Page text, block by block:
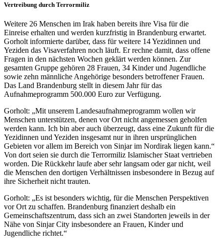
Vertreibung durch Terrormiliz
Weitere 26 Menschen im Irak haben bereits ihre Visa für die
Einreise erhalten und werden kurzfristig in Brandenburg erwartet.
Gorholt informierte darüber, dass für weitere 14 Yezidinnen und
Yeziden das Visaverfahren noch läuft. Er rechne damit, dass offene
Fragen in den nächsten Wochen geklärt werden können. Zur
gesamten Gruppe gehören 28 Frauen, 34 Kinder und Jugendliche
sowie zehn männliche Angehörige besonders betroffener Frauen.
Das Land Brandenburg stellt in diesem Jahr für das
Aufnahmeprogramm 500.000 Euro zur Verfügung.
Gorholt: „Mit unserem Landesaufnahmeprogramm wollen wir
Menschen unterstützen, denen vor Ort nicht angemessen geholfen
werden kann. Ich bin aber auch überzeugt, dass eine Zukunft für die
Yezidinnen und Yeziden insgesamt nur in ihren ursprünglichen
Gebieten vor allem im Bereich von Sinjar im Nordirak liegen kann.“
Von dort seien sie durch die Terrormiliz Islamischer Staat vertrieben
worden. Die Rückkehr laufe aber sehr langsam oder gar nicht, weil
die Menschen den dortigen Verhältnissen insbesondere in Bezug auf
ihre Sicherheit nicht trauten.
Gorholt: „Es ist besonders wichtig, für die Menschen Perspektiven
vor Ort zu schaffen. Brandenburg finanziert deshalb ein
Gemeinschaftszentrum, dass sich an zwei Standorten jeweils in der
Nähe von Sinjar City insbesondere an Frauen, Kinder und
Jugendliche richtet.“